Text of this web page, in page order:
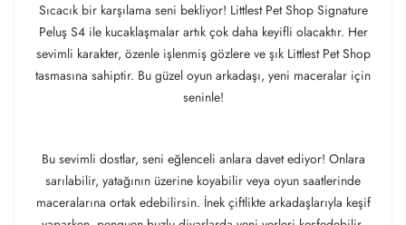
Sıcacık bir karşılama seni bekliyor! Littlest Pet Shop Signature
Peluş S4 ile kucaklaşmalar artık çok daha keyifli olacaktır. Her
sevimli karakter, özenle işlenmiş gözlere ve şık Littlest Pet Shop
tasmasına sahiptir. Bu güzel oyun arkadaşı, yeni maceralar için
seninle!
Bu sevimli dostlar, seni eğlenceli anlara davet ediyor! Onlara
sarılabilir, yatağının üzerine koyabilir veya oyun saatlerinde
maceralarına ortak edebilirsin. İnek çiftlikte arkadaşlarıyla keşif